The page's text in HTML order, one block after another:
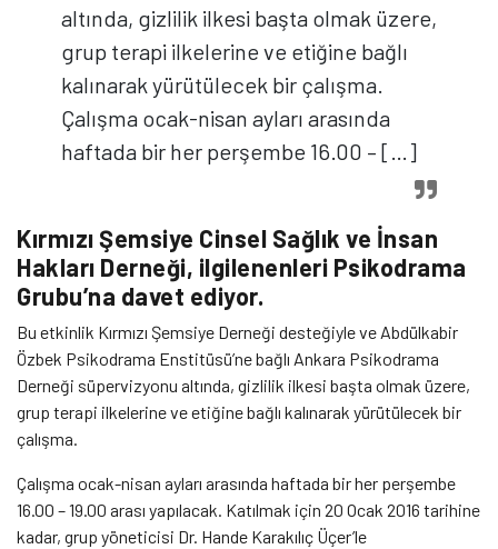
altında, gizlilik ilkesi başta olmak üzere,
grup terapi ilkelerine ve etiğine bağlı
kalınarak yürütülecek bir çalışma.
Çalışma ocak-nisan ayları arasında
haftada bir her perşembe 16.00 – […]
Kırmızı Şemsiye Cinsel Sağlık ve İnsan
Hakları Derneği, ilgilenenleri Psikodrama
Grubu’na davet ediyor.
Bu etkinlik Kırmızı Şemsiye Derneği desteğiyle ve Abdülkabir
Özbek Psikodrama Enstitüsü’ne bağlı Ankara Psikodrama
Derneği süpervizyonu altında, gizlilik ilkesi başta olmak üzere,
grup terapi ilkelerine ve etiğine bağlı kalınarak yürütülecek bir
çalışma.
Çalışma ocak-nisan ayları arasında haftada bir her perşembe
16.00 – 19.00 arası yapılacak. Katılmak için 20 Ocak 2016 tarihine
kadar, grup yöneticisi Dr. Hande Karakılıç Üçer’le